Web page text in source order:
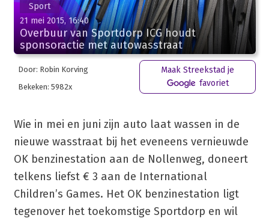
Sport
21 mei 2015, 16:40
Overbuur van Sportdorp ICG houdt
sponsoractie met autowasstraat
Door: Robin Korving
Bekeken: 5982x
Maak Streekstad je
favoriet
Wie in mei en juni zijn auto laat wassen in de
nieuwe wasstraat bij het eveneens vernieuwde
OK benzinestation aan de Nollenweg, doneert
telkens liefst € 3 aan de International
Children’s Games. Het OK benzinestation ligt
tegenover het toekomstige Sportdorp en wil